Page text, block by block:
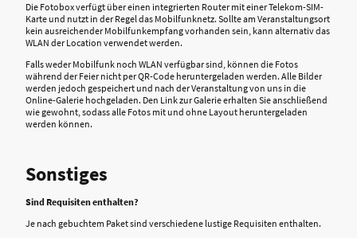
Die Fotobox verfügt über einen integrierten Router mit einer Telekom-SIM-
Karte und nutzt in der Regel das Mobilfunknetz. Sollte am Veranstaltungsort
kein ausreichender Mobilfunkempfang vorhanden sein, kann alternativ das
WLAN der Location verwendet werden.
Falls weder Mobilfunk noch WLAN verfügbar sind, können die Fotos
während der Feier nicht per QR-Code heruntergeladen werden. Alle Bilder
werden jedoch gespeichert und nach der Veranstaltung von uns in die
Online-Galerie hochgeladen. Den Link zur Galerie erhalten Sie anschließend
wie gewohnt, sodass alle Fotos mit und ohne Layout heruntergeladen
werden können.
Sonstiges
Sind Requisiten enthalten?
Je nach gebuchtem Paket sind verschiedene lustige Requisiten enthalten.